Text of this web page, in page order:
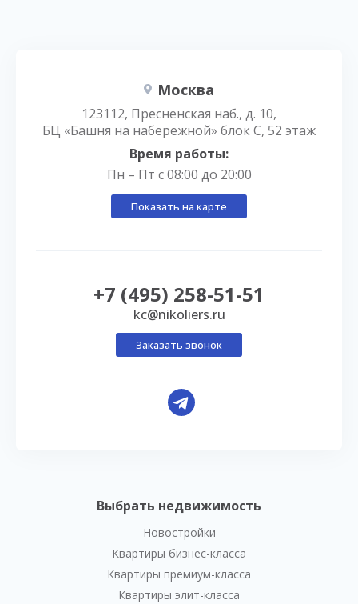
Выбрать недвижимость
Новостройки
Квартиры бизнес-класса
Квартиры премиум-класса
Квартиры элит-класса
Москва
123112, Пресненская наб., д. 10,
БЦ «Башня на набережной» блок С, 52 этаж
Время работы:
Пн – Пт с 08:00 до 20:00
Показать на карте
+7 (495) 258-51-51
kc@nikoliers.ru
Заказать звонок